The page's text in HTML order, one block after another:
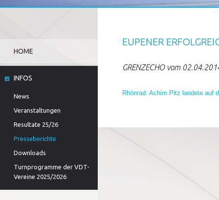
HOME
INFOS
News
Veranstaltungen
Resultate 25/26
Presseberichte
Downloads
Turnprogramme der VDT-
Vereine 2025/2026
EUPENER
GRENZECHO vom
Rhönrad: Achim Pitz landete auf